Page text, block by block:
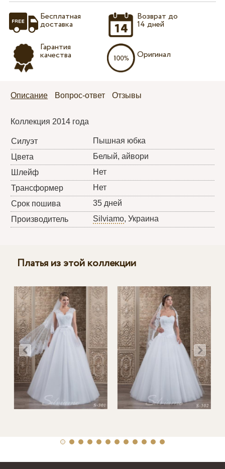
Бесплатная
доставка
Гарантия
качества
Возврат до
14 дней
Оригинал
Описание Вопрос-ответ Отзывы
Коллекция 2014 года
Силуэт
Пышная юбка
Цвета
Белый, айвори
Шлейф
Нет
Трансформер
Нет
Срок пошива
35 дней
Производитель
Silviamo, Украина
Платья из этой коллекции